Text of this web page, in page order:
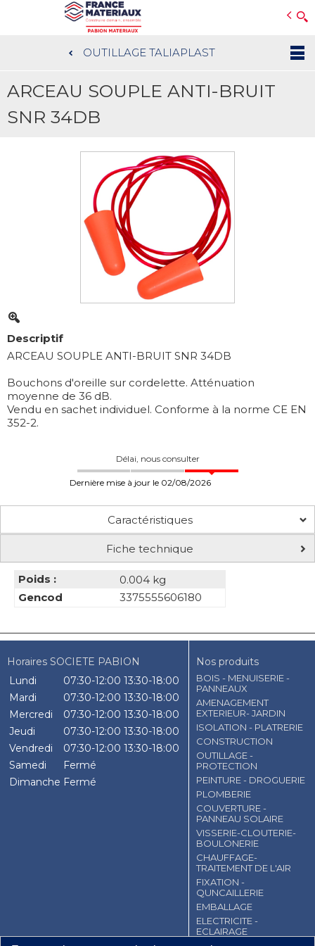
contenu
OUTILLAGE TALIAPLAST
ARCEAU SOUPLE ANTI-BRUIT
SNR 34DB
Descriptif
ARCEAU SOUPLE ANTI-BRUIT SNR 34DB
Bouchons d'oreille sur cordelette. Atténuation
moyenne de 36 dB.
Vendu en sachet individuel. Conforme à la norme CE EN
352-2.
Délai, nous consulter
Dernière mise à jour le 02/08/2026
Caractéristiques
Fiche technique
Poids :
0.004 kg
Gencod
3375555606180
Horaires SOCIETE PABION
Lundi
07:30-12:00 13:30-18:00
Mardi
07:30-12:00 13:30-18:00
Mercredi
07:30-12:00 13:30-18:00
Jeudi
07:30-12:00 13:30-18:00
Vendredi
07:30-12:00 13:30-18:00
Samedi
Fermé
Dimanche Fermé
Nos produits
BOIS - MENUISERIE -
PANNEAUX
AMENAGEMENT
EXTERIEUR- JARDIN
ISOLATION - PLATRERIE
CONSTRUCTION
OUTILLAGE -
PROTECTION
PEINTURE - DROGUERIE
PLOMBERIE
COUVERTURE -
PANNEAU SOLAIRE
VISSERIE-CLOUTERIE-
BOULONERIE
CHAUFFAGE-
TRAITEMENT DE L'AIR
FIXATION -
QUNCAILLERIE
EMBALLAGE
ELECTRICITE -
ECLAIRAGE